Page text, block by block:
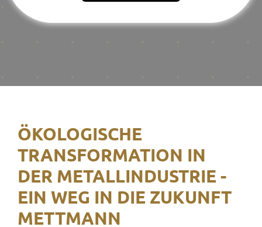
ÖKOLOGISCHE
TRANSFORMATION IN
DER METALLINDUSTRIE -
EIN WEG IN DIE ZUKUNFT
METTMANN